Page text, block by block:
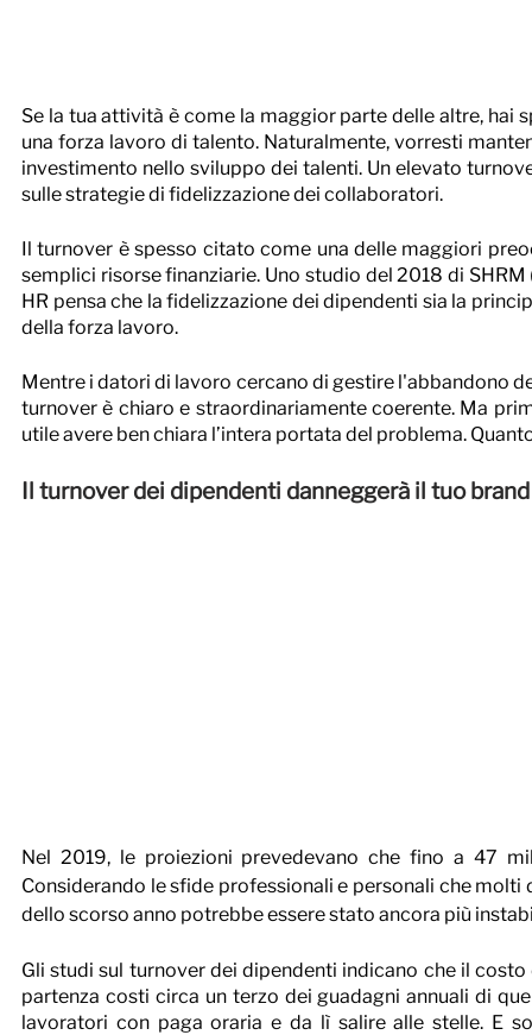
Se la tua attività è come la maggior parte delle altre,
una forza lavoro di talento. Naturalmente, vorresti
investimento nello sviluppo dei talenti. Un elevato
sulle strategie di fidelizzazione dei collaboratori.
Il turnover è spesso citato come una delle maggiori
semplici risorse finanziarie. Uno studio del 2018 di
HR pensa che la fidelizzazione dei dipendenti sia la
della forza lavoro.
Mentre i datori di lavoro cercano di gestire l'abbandono
turnover è chiaro e straordinariamente coerente. Ma
utile avere ben chiara l’intera portata del problema.
Il turnover dei dipendenti danneggerà il tuo
Nel 2019, le proiezioni prevedevano che fino a 47
Considerando le sfide professionali e personali che
dello scorso anno potrebbe essere stato ancora più
Gli studi sul turnover dei dipendenti indicano che il
partenza costi circa un terzo dei guadagni annuali di
lavoratori con paga oraria e da lì salire alle stelle. E